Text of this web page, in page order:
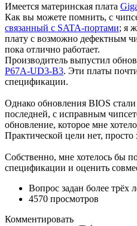
Имеется материнская плата
Как вы можете помнить, с
связанный с SATA-портами; я
плату с возможно дефектным
пока отлично работает.
Производитель выпустил
P67A-UD3-B3. Эти платы
спецификации.
Однако обновления BIOS
последней, с исправным
обновление, которое мне
Практической цели нет, просто
Собственно, мне хотелось бы
спецификации и оценить
Вопрос задан более трёх
4570 просмотров
Комментировать